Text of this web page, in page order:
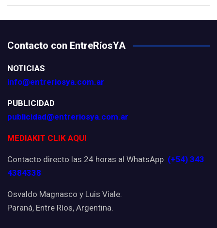
Contacto con EntreRíosYA
NOTICIAS
info@entreriosya.com.ar
PUBLICIDAD
publicidad@entreriosya.com.ar
MEDIAKIT CLIK AQUI
Contacto directo las 24 horas al WhatsApp (+54) 343
4384338
Osvaldo Magnasco y Luis Viale.
Paraná, Entre Ríos, Argentina.